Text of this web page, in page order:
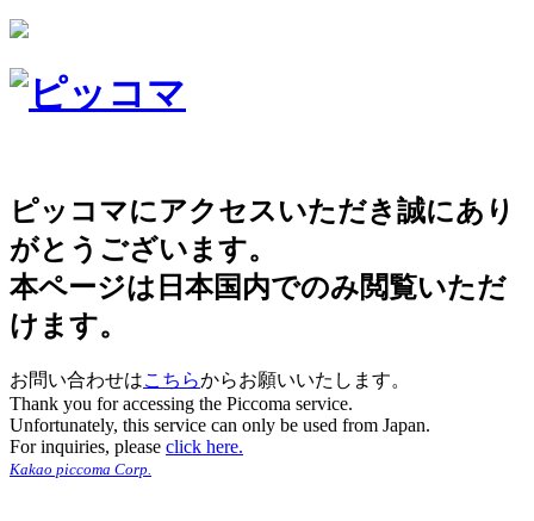
ピッコマにアクセスいただき誠にあり
がとうございます。
本ページは日本国内でのみ閲覧いただ
けます。
お問い合わせはこちらからお願いいたします。
Thank you for accessing the Piccoma service.
Unfortunately, this service can only be used from Japan.
For inquiries, please click here.
Kakao piccoma Corp.